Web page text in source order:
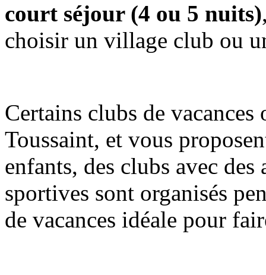
court séjour (4 ou 5 nuits)
choisir un village club ou
Certains clubs de
Toussaint, et vous
enfants, des clubs avec
sportives sont organisés
de vacances idéale pour